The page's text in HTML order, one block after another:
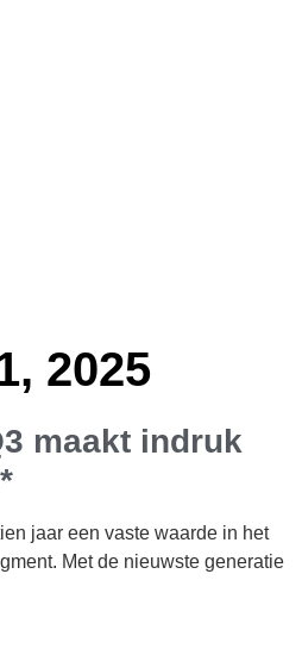
2025
maakt indruk
jaar een vaste waarde in het
Met de nieuwste generatie